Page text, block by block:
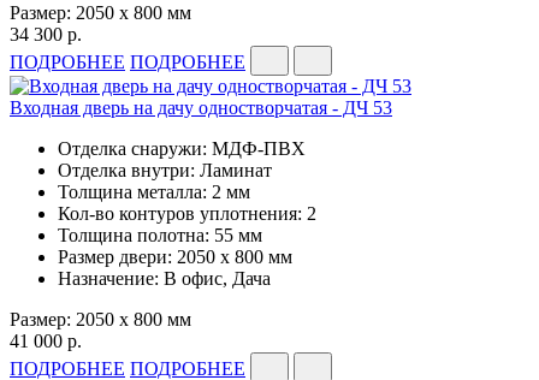
Размер: 2050 x 800 мм
34 300 р.
ПОДРОБНЕЕ ПОДРОБНЕЕ
Входная дверь на дачу одностворчатая - ДЧ 53
Отделка снаружи: МДФ-ПВХ
Отделка внутри: Ламинат
Толщина металла: 2 мм
Кол-во контуров уплотнения: 2
Толщина полотна: 55 мм
Размер двери: 2050 x 800 мм
Назначение: В офис, Дача
Размер: 2050 x 800 мм
41 000 р.
ПОДРОБНЕЕ ПОДРОБНЕЕ